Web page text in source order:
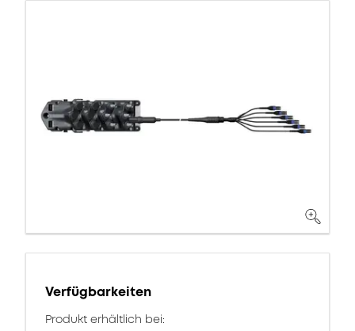
Verfügbarkeiten
Produkt erhältlich bei: